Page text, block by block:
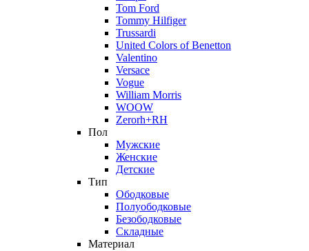
Tom Ford
Tommy Hilfiger
Trussardi
United Colors of Benetton
Valentino
Versace
Vogue
William Morris
WOOW
Zerorh+RH
Пол
Мужские
Женские
Детские
Тип
Ободковые
Полуободковые
Безободковые
Складные
Материал